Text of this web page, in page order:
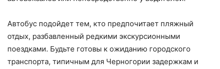
Автобус подойдет тем, кто предпочитает пляжный
отдых, разбавленный редкими экскурсионными
поездками. Будьте готовы к ожиданию городского
транспорта, типичным для Черногории задержкам и